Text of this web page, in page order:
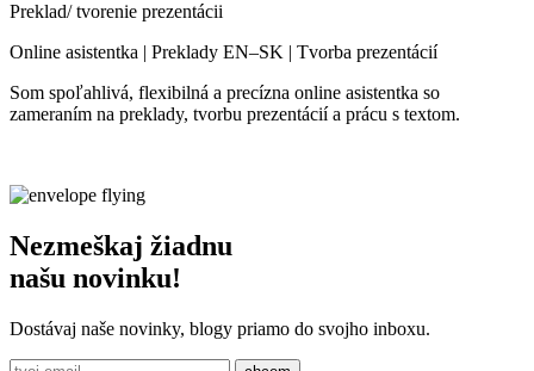
Preklad/ tvorenie prezentácii
Online asistentka | Preklady EN–SK | Tvorba prezentácií
Som spoľahlivá, flexibilná a precízna online asistentka so
zameraním na preklady, tvorbu prezentácií a prácu s textom.
Nezmeškaj žiadnu
našu novinku!
Dostávaj naše novinky, blogy priamo do svojho inboxu.